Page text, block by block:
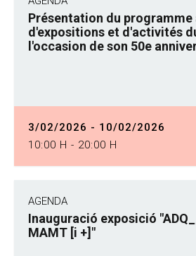
Présentation du programme
d'expositions et d'activités
l'occasion de son 50e
3/02/2026 - 10/02/2026
10:00 H - 20:00 H
AGENDA
Inauguració exposició
MAMT [i +]"